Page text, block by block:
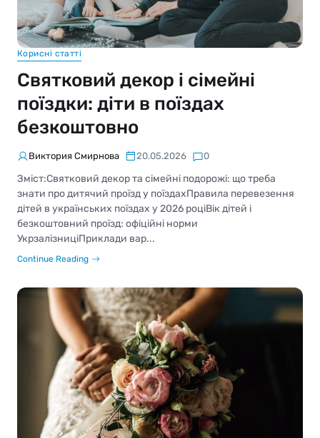
Корисні статті
Святковий декор і сімейні
поїздки: діти в поїздах
безкоштовно
Виктория Смирнова 20.05.2026 0
Зміст:Святковий декор та сімейні подорожі: що треба
знати про дитячий проїзд у поїздахПравила перевезення
дітей в українських поїздах у 2026 роціВік дітей і
безкоштовний проїзд: офіційні норми
УкрзалізниціПриклади вар...
Continue Reading